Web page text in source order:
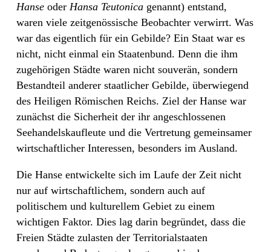
Hanse oder Hansa Teutonica genannt) entstand,
waren viele zeitgenössische Beobachter verwirrt. Was
war das eigentlich für ein Gebilde? Ein Staat war es
nicht, nicht einmal ein Staatenbund. Denn die ihm
zugehörigen Städte waren nicht souverän, sondern
Bestandteil anderer staatlicher Gebilde, überwiegend
des Heiligen Römischen Reichs. Ziel der Hanse war
zunächst die Sicherheit der ihr angeschlossenen
Seehandelskaufleute und die Vertretung gemeinsamer
wirtschaftlicher Interessen, besonders im Ausland.
Die Hanse entwickelte sich im Laufe der Zeit nicht
nur auf wirtschaftlichem, sondern auch auf
politischem und kulturellem Gebiet zu einem
wichtigen Faktor. Dies lag darin begründet, dass die
Freien Städte zulasten der Territorialstaaten